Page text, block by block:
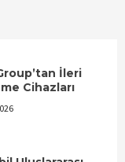
İleri
Cihazları